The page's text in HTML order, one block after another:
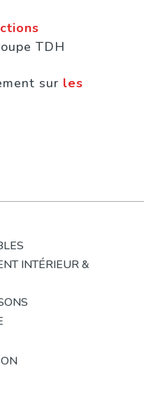
TDH
sur les
INTÉRIEUR &